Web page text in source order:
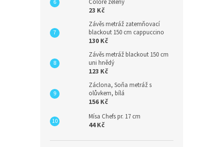
Colore zelený
23 Kč
Závěs metráž zatemňovací
blackout 150 cm cappuccino
130 Kč
Závěs metráž blackout 150 cm
uni hnědý
123 Kč
Záclona, Soňa metráž s
olůvkem, bílá
156 Kč
Mísa Chefs pr. 17 cm
44 Kč